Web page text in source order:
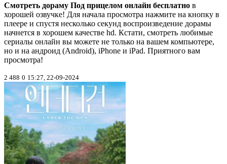
Смотреть дораму Под прицелом онлайн бесплатно в
хорошей озвучке! Для начала просмотра нажмите на кнопку в
плеере и спустя несколько секунд воспроизведение дорамы
начнется в хорошем качестве hd. Кстати, смотреть любимые
сериалы онлайн вы можете не только на вашем компьютере,
но и на андроид (Android), iPhone и iPad. Приятного вам
просмотра!
2 488 0 15:27, 22-09-2024